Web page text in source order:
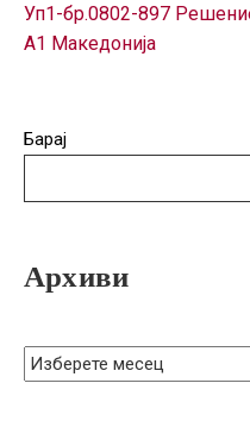
АНАЛИЗА
НА
ЗА
Уп1-бр.0802-897
А1 Македонија
Барај
Архиви